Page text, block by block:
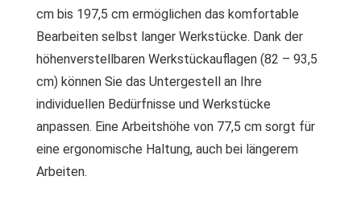
cm bis 197,5 cm ermöglichen das komfortable
Bearbeiten selbst langer Werkstücke. Dank der
höhenverstellbaren Werkstückauflagen (82 – 93,5
cm) können Sie das Untergestell an Ihre
individuellen Bedürfnisse und Werkstücke
anpassen. Eine Arbeitshöhe von 77,5 cm sorgt für
eine ergonomische Haltung, auch bei längerem
Arbeiten.